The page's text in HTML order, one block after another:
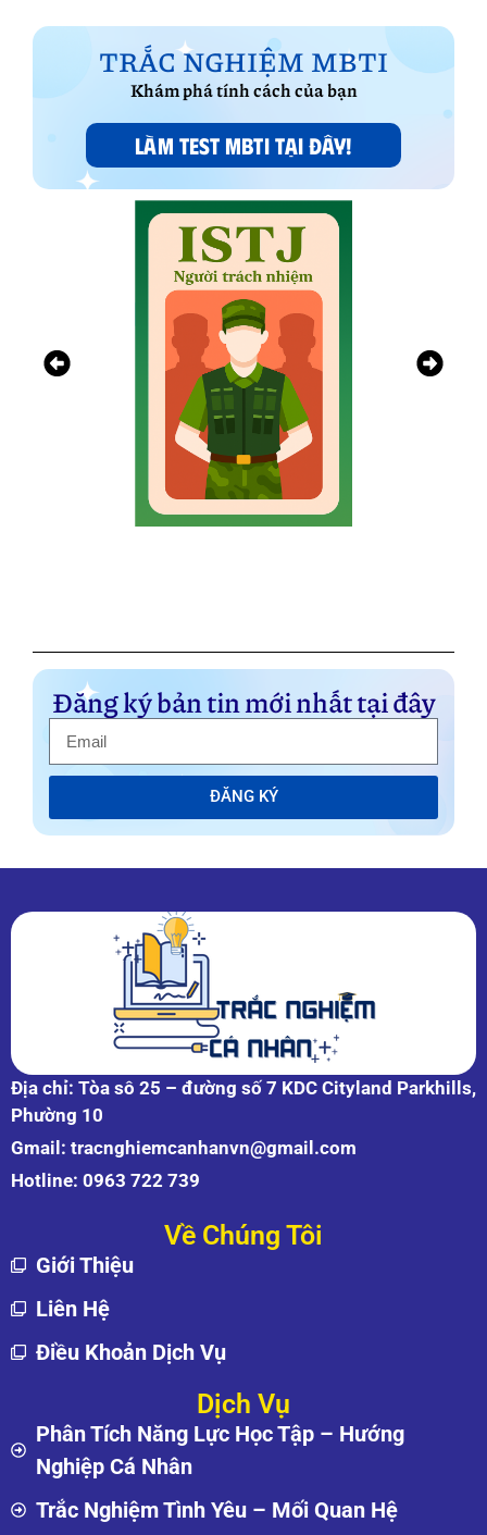
TRẮC NGHIỆM MBTI
Khám phá tính cách của bạn
LÀM TEST MBTI TẠI ĐÂY!
Đăng ký bản tin mới nhất tại đây
ĐĂNG KÝ
Địa chỉ: Tòa sô 25 – đường số 7 KDC Cityland Parkhills,
Phường 10
Gmail: tracnghiemcanhanvn@gmail.com
Hotline: 0963 722 739
Về Chúng Tôi
Giới Thiệu
Liên Hệ
Điều Khoản Dịch Vụ
Dịch Vụ
Phân Tích Năng Lực Học Tập – Hướng
Nghiệp Cá Nhân
Trắc Nghiệm Tình Yêu – Mối Quan Hệ